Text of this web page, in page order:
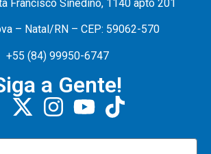
Francisco Sinedino, 1140 apto 201
– Natal/RN – CEP: 59062-570
+55 (84) 99950-6747
a Gente!